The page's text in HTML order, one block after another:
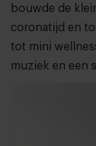
bouwde de
coronatijd en
tot mini
muziek en een